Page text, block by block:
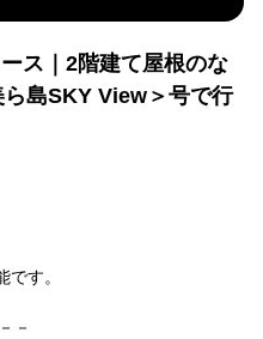
ス｜2階建て屋根のな
島SKY View＞号で行
す。
－